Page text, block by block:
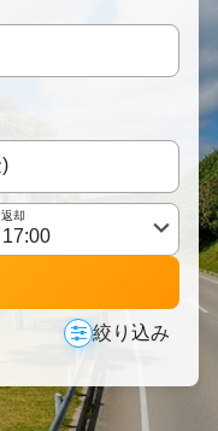
返却
絞り込み